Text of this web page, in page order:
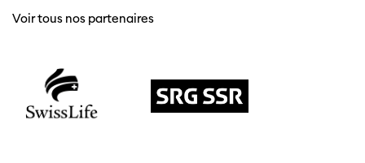
Voir tous nos partenaires